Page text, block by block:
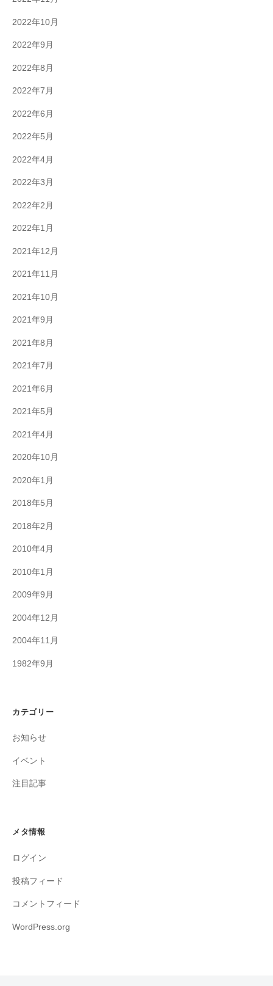
2022年10月
2022年9月
2022年8月
2022年7月
2022年6月
2022年5月
2022年4月
2022年3月
2022年2月
2022年1月
2021年12月
2021年11月
2021年10月
2021年9月
2021年8月
2021年7月
2021年6月
2021年5月
2021年4月
2020年10月
2020年1月
2018年5月
2018年2月
2010年4月
2010年1月
2009年9月
2004年12月
2004年11月
1982年9月
カテゴリー
お知らせ
イベント
注目記事
メタ情報
ログイン
投稿フィード
コメントフィード
WordPress.org